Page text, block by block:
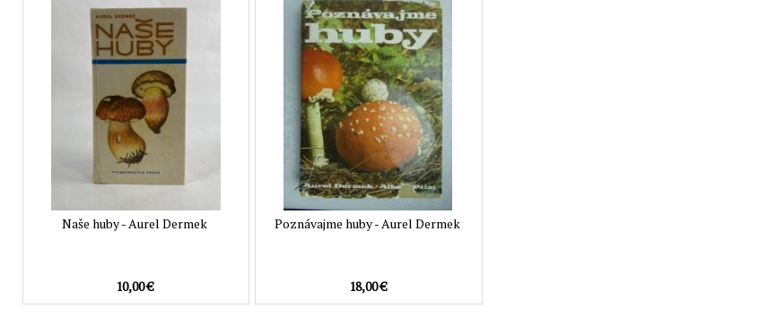
Naše huby - Aurel Dermek
10,00 €
Poznávajme huby - Aurel Dermek
18,00 €